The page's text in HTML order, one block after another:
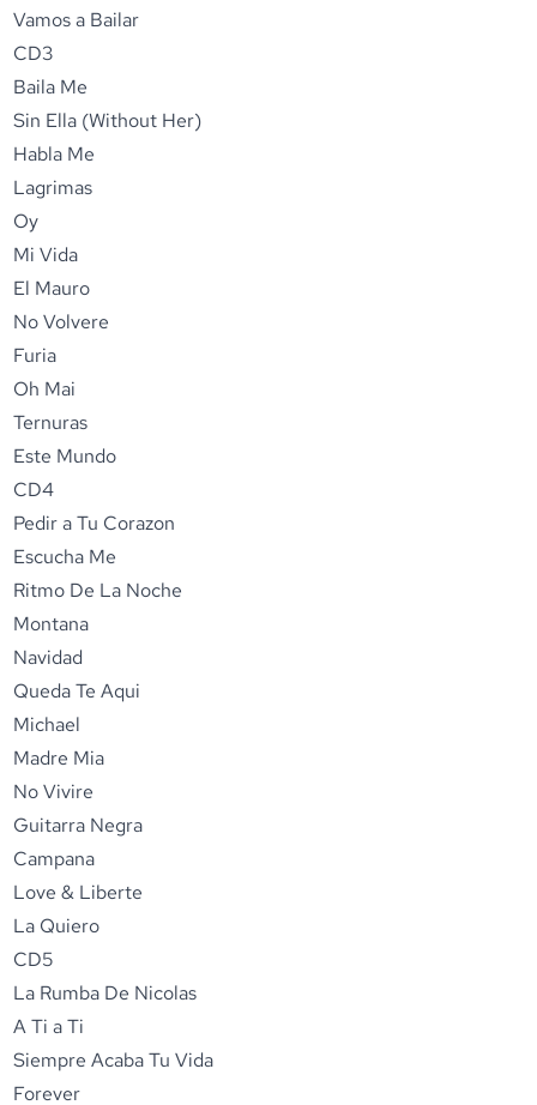
Vamos a Bailar
CD3
Baila Me
Sin Ella (Without Her)
Habla Me
Lagrimas
Oy
Mi Vida
El Mauro
No Volvere
Furia
Oh Mai
Ternuras
Este Mundo
CD4
Pedir a Tu Corazon
Escucha Me
Ritmo De La Noche
Montana
Navidad
Queda Te Aqui
Michael
Madre Mia
No Vivire
Guitarra Negra
Campana
Love & Liberte
La Quiero
CD5
La Rumba De Nicolas
A Ti a Ti
Siempre Acaba Tu Vida
Forever